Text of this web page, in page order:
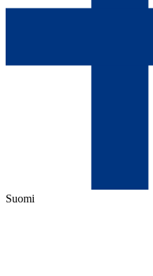
Suomi